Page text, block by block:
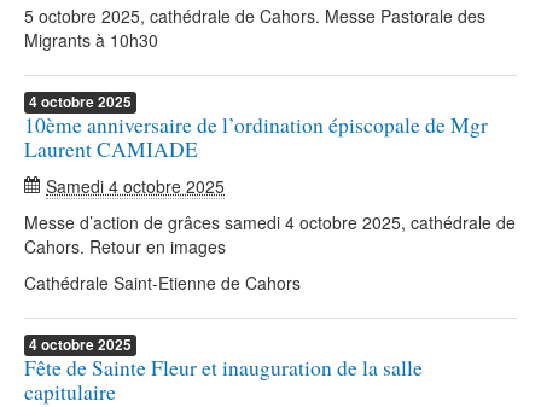
5 octobre 2025, cathédrale de Cahors. Messe Pastorale des
Migrants à 10h30
4octobre2025
10ème anniversaire de l’ordination épiscopale de Mgr
Laurent CAMIADE
Samedi 4 octobre 2025
Messe d’action de grâces samedi 4 octobre 2025, cathédrale de
Cahors. Retour en images
Cathédrale Saint-Etienne de Cahors
4octobre2025
Fête de Sainte Fleur et inauguration de la salle
capitulaire